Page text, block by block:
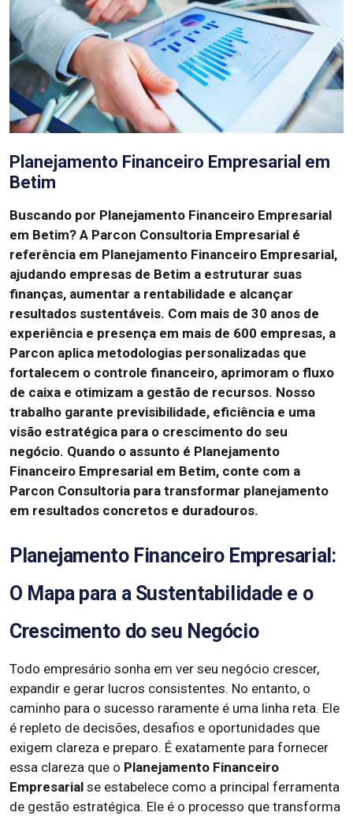
Planejamento Financeiro Empresarial em
Betim
Buscando por Planejamento Financeiro Empresarial
em Betim? A Parcon Consultoria Empresarial é
referência em Planejamento Financeiro Empresarial,
ajudando empresas de Betim a estruturar suas
finanças, aumentar a rentabilidade e alcançar
resultados sustentáveis. Com mais de 30 anos de
experiência e presença em mais de 600 empresas, a
Parcon aplica metodologias personalizadas que
fortalecem o controle financeiro, aprimoram o fluxo
de caixa e otimizam a gestão de recursos. Nosso
trabalho garante previsibilidade, eficiência e uma
visão estratégica para o crescimento do seu
negócio. Quando o assunto é Planejamento
Financeiro Empresarial em Betim, conte com a
Parcon Consultoria para transformar planejamento
em resultados concretos e duradouros.
Planejamento Financeiro Empresarial:
O Mapa para a Sustentabilidade e o
Crescimento do seu Negócio
Todo empresário sonha em ver seu negócio crescer,
expandir e gerar lucros consistentes. No entanto, o
caminho para o sucesso raramente é uma linha reta. Ele
é repleto de decisões, desafios e oportunidades que
exigem clareza e preparo. É exatamente para fornecer
essa clareza que o Planejamento Financeiro
Empresarial se estabelece como a principal ferramenta
de gestão estratégica. Ele é o processo que transforma